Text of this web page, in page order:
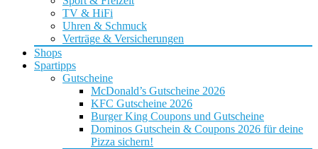
TV & HiFi
Uhren & Schmuck
Verträge & Versicherungen
Shops
Spartipps
Gutscheine
McDonald’s Gutscheine 2026
KFC Gutscheine 2026
Burger King Coupons und Gutscheine
Dominos Gutschein & Coupons 2026 für deine
Pizza sichern!